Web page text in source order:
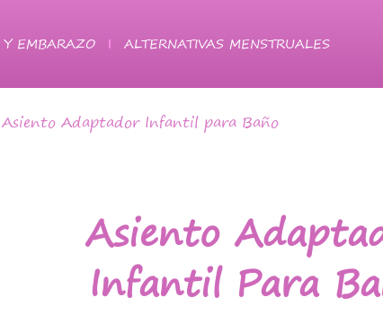
EMBARAZO ALTERNATIVAS MENSTRUALES
Adaptador Infantil para Baño
Asiento
Infantil Para